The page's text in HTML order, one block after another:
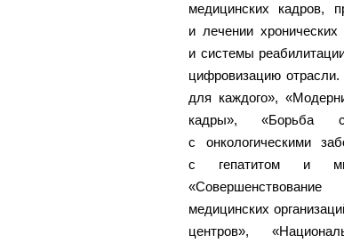
медицинских кадров,
и лечении
и системы
цифровизацию
для каждого»,
кадры», «Борьба с
с онкологическими
с гепатитом и
медицинских
центров»,